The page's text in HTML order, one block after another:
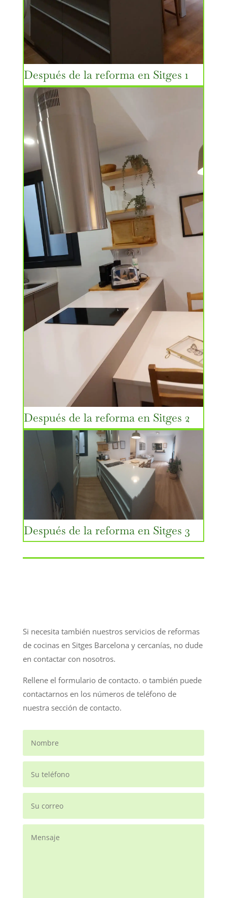
Después de la reforma en Sitges 1
Después de la reforma en Sitges 2
Después de la reforma en Sitges 3
Si necesita también nuestros servicios de reformas
de cocinas en Sitges Barcelona y cercanías, no dude
en contactar con nosotros.
Rellene el formulario de contacto. o también puede
contactarnos en los números de teléfono de
nuestra sección de contacto.